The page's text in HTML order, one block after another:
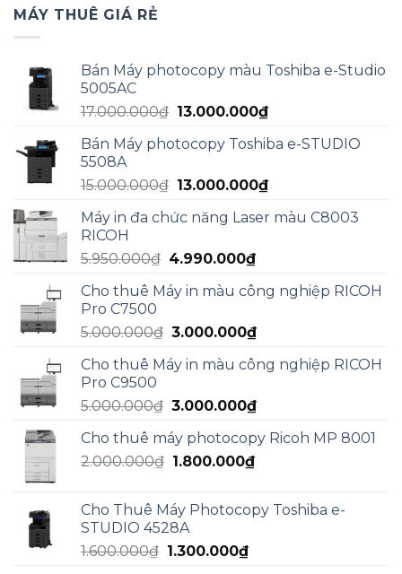
MÁY THUÊ GIÁ RẺ
Bán Máy photocopy màu Toshiba e-Studio
5005AC
17.000.000₫ Giá
là:
13.000.000₫Giá
tại
13.000.000₫.
Bán Máy photocopy Toshiba e-STUDIO
5508A
15.000.000₫ Giá
là:
13.000.000₫Giá
tại
Máy in đa chức năng Laser màu C8003
RICOH
5.950.000₫ Giá
là:
4.990.000₫Giá
tại
4.990.000₫.
Cho thuê Máy in màu công nghiệp RICOH
Pro C7500
5.000.000₫ Giá
là:
3.000.000₫Giá
tại
3.000.000₫.
Cho thuê Máy in màu công nghiệp RICOH
Pro C9500
5.000.000₫ Giá
là:
5.000.000₫.
3.000.000₫Giá
tại
Cho thuê máy photocopy Ricoh MP 8001
2.000.000₫ Giá
2.000.000₫.
1.800.000₫Giá
là:
Cho Thuê Máy Photocopy Toshiba e-
STUDIO 4528A
1.600.000₫ Giá
1.300.000₫Giá